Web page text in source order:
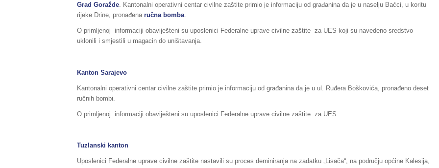
Grad Goražde. Kantonalni operativni centar civilne zaštite primio je informaciju od građanina da je u naselju Baćci, u koritu
rijeke Drine, pronađena ručna bomba.
O primljenoj informaciji obaviješteni su uposlenici Federalne uprave civilne zaštite za UES koji su navedeno sredstvo
uklonili i smjestili u magacin do uništavanja.
Kanton Sarajevo
Kantonalni operativni centar civilne zaštite primio je informaciju od građanina da je u ul. Ruđera Boškovića, pronađeno deset
ručnih bombi.
O primljenoj informaciji obaviješteni su uposlenici Federalne uprave civilne zaštite za UES.
Tuzlanski kanton
Uposlenici Federalne uprave civilne zaštite nastavili su proces deminiranja na zadatku „Lisača“, na području općine Kalesija,